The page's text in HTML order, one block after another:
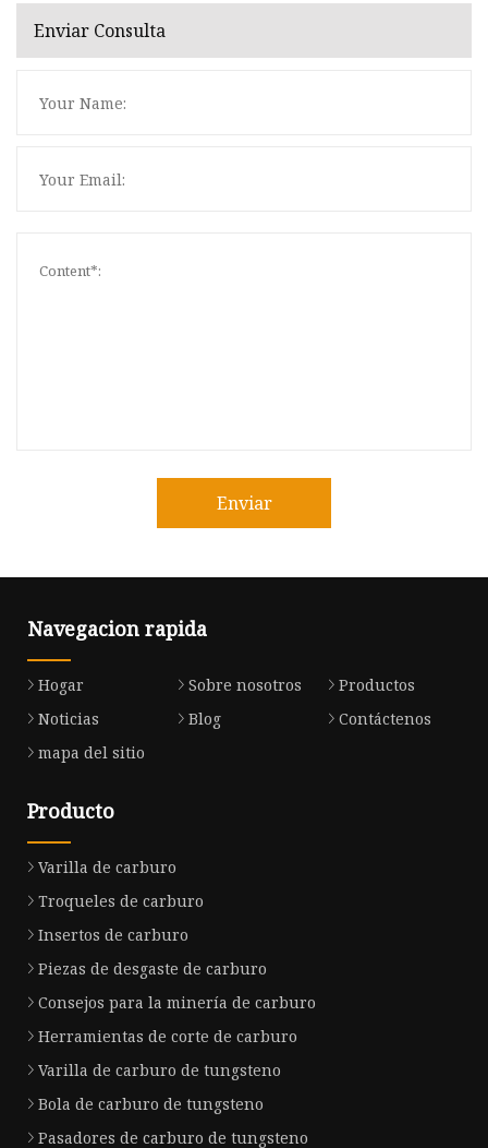
Enviar Consulta
Enviar
Navegacion rapida
Hogar Sobre nosotros
Productos
Noticias
Blog
Contáctenos
mapa del sitio
Producto
Varilla de carburo
Troqueles de carburo
Insertos de carburo
Piezas de desgaste de carburo
Consejos para la minería de carburo
Herramientas de corte de carburo
Varilla de carburo de tungsteno
Bola de carburo de tungsteno
Pasadores de carburo de tungsteno